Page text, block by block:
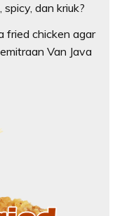
dan kriuk?
fried chicken agar
Van Java